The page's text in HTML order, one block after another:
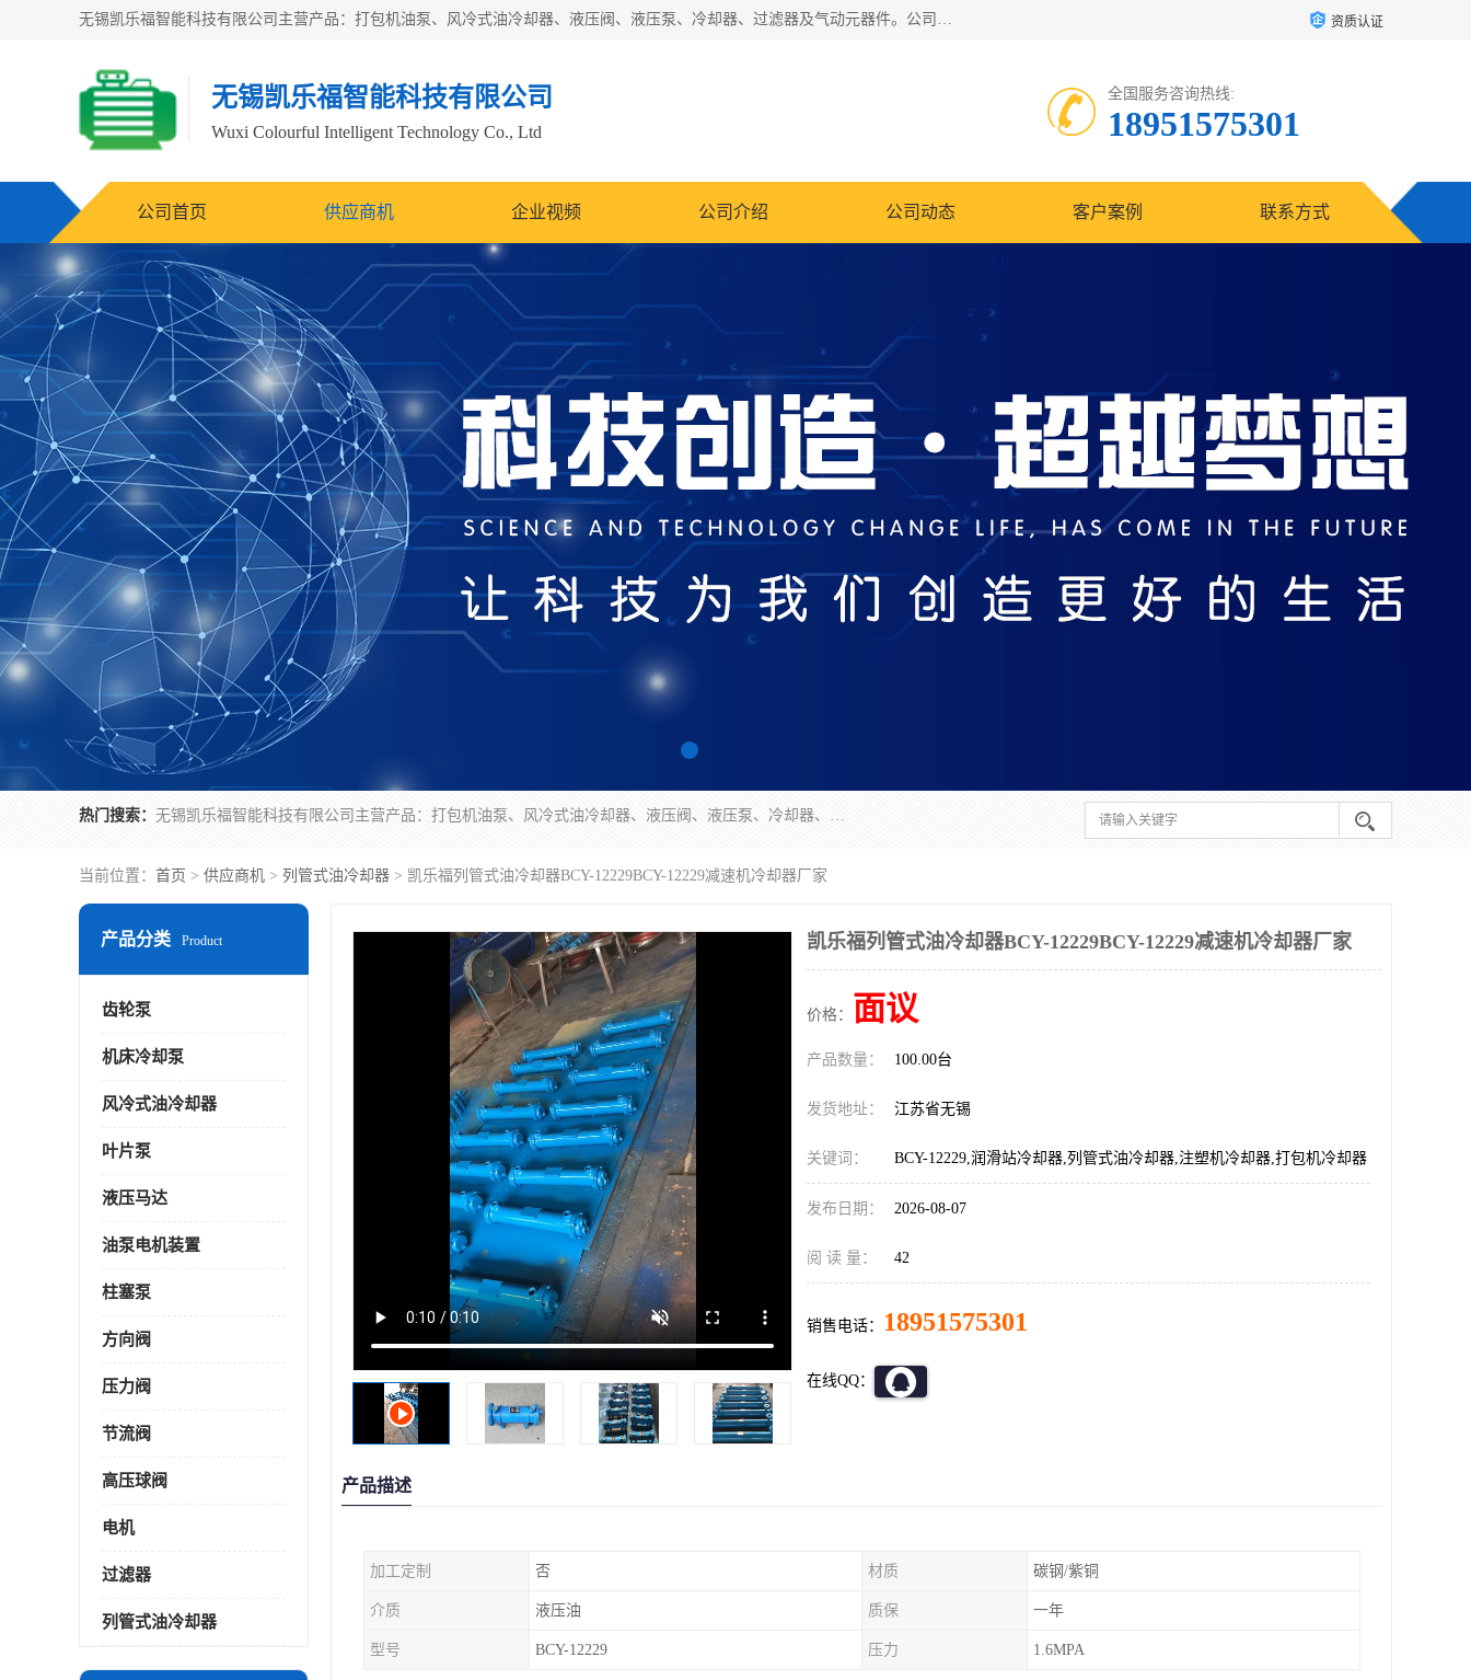
无锡凯乐福智能科技有限公司主营产品：打包机油泵、风冷式油冷却器、液压阀、液压泵、冷却器、过滤器及气动元器件。公司主导生产齿轮泵、齿轮马达、液压阀等产品。共计100多个系列、3000余种规格。覆盖了液压系统的动力元件、控制元件和执行元件，具备较强的成套供货、服务能力。 资质认证
无锡凯乐福智能科技有限公司
Wuxi Colourful Intelligent Technology Co., Ltd
全国服务咨询热线:
18951575301
公司首页 供应商机 企业视频 公司介绍 公司动态 客户案例 联系方式
热门搜索： 无锡凯乐福智能科技有限公司主营产品：打包机油泵、风冷式油冷却器、液压阀、液压泵、冷却器、过滤器及气动元器件。公司主导生产齿轮泵、齿轮马达、液压阀等产品。共计100多个系列、3000余种规格。覆盖了液压系统的动力元件、控制元件和执行元件，具备较强的成套供货、服务能力。
当前位置： 首页 > 供应商机 > 列管式油冷却器 > 凯乐福列管式油冷却器BCY-12229BCY-12229减速机冷却器厂家
产品分类 Product
齿轮泵
机床冷却泵
风冷式油冷却器
叶片泵
液压马达
油泵电机装置
柱塞泵
方向阀
压力阀
节流阀
高压球阀
电机
过滤器
列管式油冷却器
凯乐福列管式油冷却器BCY-12229BCY-12229减速机冷却器厂家
价格： 面议
产品数量： 100.00台
发货地址： 江苏省无锡
关键词： BCY-12229,润滑站冷却器,列管式油冷却器,注塑机冷却器,打包机冷却器
发布日期： 2026-08-07
阅 读 量： 42
销售电话： 18951575301
在线QQ：
产品描述
加工定制 否 材质 碳钢/紫铜
介质 液压油 质保 一年
型号 BCY-12229 压力 1.6MPA